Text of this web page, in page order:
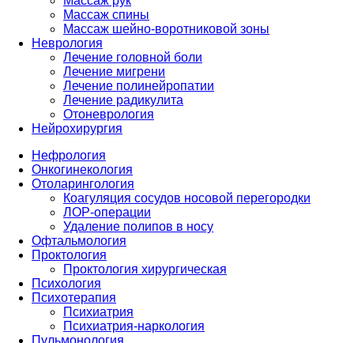
Массаж спины
Массаж шейно-воротниковой зоны
Неврология
Лечение головной боли
Лечение мигрени
Лечение полинейропатии
Лечение радикулита
Отоневрология
Нейрохирургия
Нефрология
Онкогинекология
Отоларингология
Коагуляция сосудов носовой перегородки
ЛОР-операции
Удаление полипов в носу
Офтальмология
Проктология
Проктология хирургическая
Психология
Психотерапия
Психиатрия
Психиатрия-наркология